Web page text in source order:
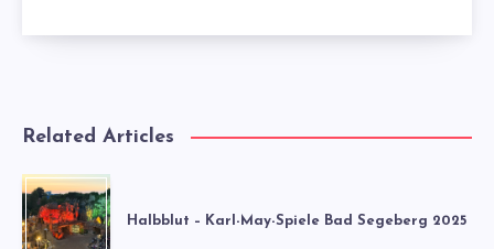
Related Articles
Halbblut – Karl-May-Spiele Bad Segeberg 2025